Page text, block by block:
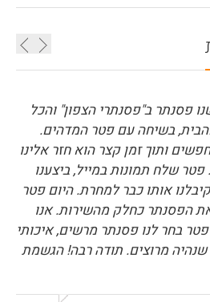
פסנתר ב"פסנתרי הצפון" והכל
בשיחה עם פטר המדהים.
ותוך זמן קצר הוא חזר אלינו
שלח תמונות במייל, ביצענו
אותו כבר למחרת. היום פטר
את הפסנתר כחלק מהשירות. אנו
בחר לנו פסנתר מרשים, איכותי
מרוצים. תודה רבה! הגשמת